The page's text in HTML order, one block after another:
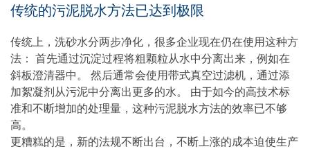
传统的污泥脱水方法已达到极限
传统上，洗砂水分两步净化，很多企业现在仍在使用这种方
法： 首先通过沉淀过程将粗颗粒从水中分离出来，例如在
斜板澄清器中。 然后通常会使用带式真空过滤机，通过添
加絮凝剂从污泥中分离出更多的水。 由于如今的高技术标
准和不断增加的处理量，这种污泥脱水方法的效率已不够
高。
更糟糕的是，新的法规不断出台，不断上涨的成本迫使生产